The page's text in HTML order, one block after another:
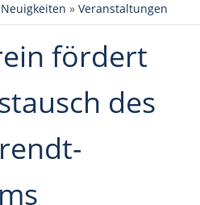
Neuigkeiten » Veranstaltungen
fördert
des